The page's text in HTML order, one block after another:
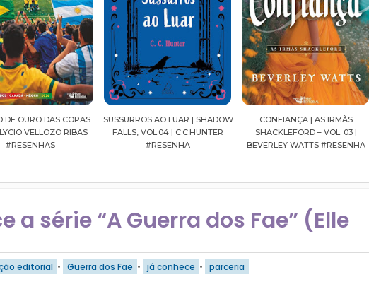
AO LUAR | SHADOW
VOL.04 | C.C.HUNTER
#RESENHA
CONFIANÇA | AS IRMÃS
SHACKLEFORD – VOL. 03 |
BEVERLEY WATTS #RESENHA
DIÁRIOS DE UMA APOTECÁRIA |
MANGÁ, VOL.04 | NATSU HYUUGA
a série “A Guerra dos Fae” (Elle
editorial • Guerra dos Fae • já conhece • parceria